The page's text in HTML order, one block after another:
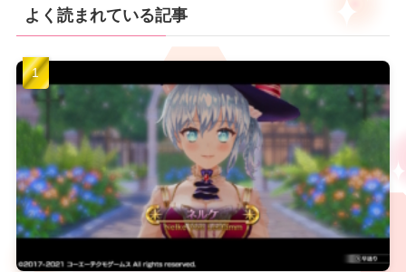
よく読まれている記事